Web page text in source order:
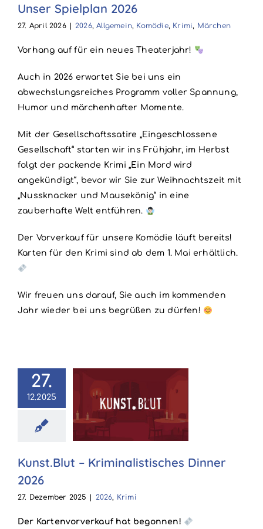
Unser Spielplan 2026
27. April 2026 2026,Allgemein, Komödie, Krimi, Märchen
Vorhang auf für ein neues Theaterjahr!
Auch in 2026 erwartet Sie bei uns ein
abwechslungsreiches Programm voller Spannung,
Humor und märchenhafter Momente.
Mit der Gesellschaftssatire „Eingeschlossene
Gesellschaft“ starten wir ins Frühjahr, im Herbst
folgt der packende Krimi „Ein Mord wird
angekündigt“, bevor wir Sie zur Weihnachtszeit mit
„Nussknacker und Mausekönig“ in eine
zauberhafte Welt entführen.
Der Vorverkauf für unsere Komödie läuft bereits!
Karten für den Krimi sind ab dem 1. Mai erhältlich.
Wir freuen uns darauf, Sie auch im kommenden
Jahr wieder bei uns begrüßen zu dürfen!
27.
12.2025
–
2026
Kunst.Blut – Kriminalistisches Dinner
2026
27. Dezember 2025 2026, Krimi
Der Kartenvorverkauf hat begonnen!